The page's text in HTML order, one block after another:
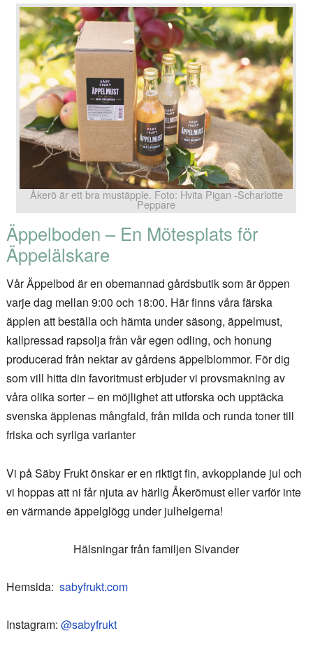
Åkerö är ett bra mustäpple. Foto: Hvita Pigan -Scharlotte
Peppare
Äppelboden – En Mötesplats för
Äppelälskare
Vår Äppelbod är en obemannad gårdsbutik som är öppen
varje dag mellan 9:00 och 18:00. Här finns våra färska
äpplen att beställa och hämta under säsong, äppelmust,
kallpressad rapsolja från vår egen odling, och honung
producerad från nektar av gårdens äppelblommor. För dig
som vill hitta din favoritmust erbjuder vi provsmakning av
våra olika sorter – en möjlighet att utforska och upptäcka
svenska äpplenas mångfald, från milda och runda toner till
friska och syrliga varianter
Vi på Säby Frukt önskar er en riktigt fin, avkopplande jul och
vi hoppas att ni får njuta av härlig Åkerömust eller varför inte
en värmande äppelglögg under julhelgerna!
Hälsningar från familjen Sivander
Hemsida: sabyfrukt.com
Instagram: @sabyfrukt